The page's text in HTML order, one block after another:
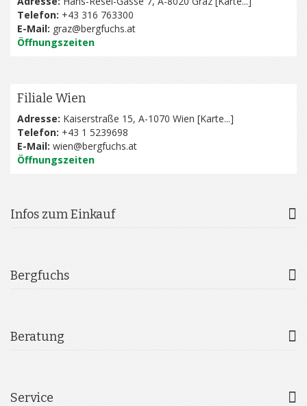
Telefon: +43 316 763300
E-Mail: graz@bergfuchs.at
Öffnungszeiten
Filiale Wien
Adresse: Kaiserstraße 15, A-1070 Wien [Karte...]
Telefon: +43 1 5239698
E-Mail: wien@bergfuchs.at
Öffnungszeiten
Infos zum Einkauf
Bergfuchs
Beratung
Service